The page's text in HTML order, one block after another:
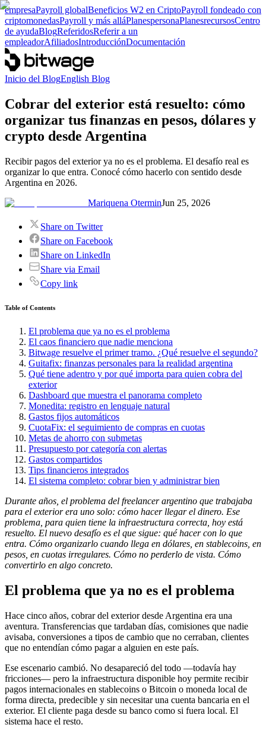
empresaPayroll globalBeneficios W2 en CriptoPayroll fondeado con
criptomonedasPayroll y más alláPlanespersonaPlanesrecursosCentro
de ayudaBlogReferidosReferir a un
empleadorAfiliadosIntroducciónDocumentación
Inicio del BlogEnglish Blog
Cobrar del exterior está resuelto: cómo
organizar tus finanzas en pesos, dólares y
crypto desde Argentina
Recibir pagos del exterior ya no es el problema. El desafío real es
organizar lo que entra. Conocé cómo hacerlo con sentido desde
Argentina en 2026.
Mariquena OterminJun 25, 2026
Share on Twitter
Share on Facebook
Share on LinkedIn
Share via Email
Copy link
Table of Contents
El problema que ya no es el problema
El caos financiero que nadie menciona
Bitwage resuelve el primer tramo. ¿Qué resuelve el segundo?
Guitafix: finanzas personales para la realidad argentina
Qué tiene adentro y por qué importa para quien cobra del
exterior
Dashboard que muestra el panorama completo
Monedita: registro en lenguaje natural
Gastos fijos automáticos
CuotaFix: el seguimiento de compras en cuotas
Metas de ahorro con submetas
Presupuesto por categoría con alertas
Gastos compartidos
Tips financieros integrados
El sistema completo: cobrar bien y administrar bien
Durante años, el problema del freelancer argentino que trabajaba
para el exterior era uno solo: cómo hacer llegar el dinero. Ese
problema, para quien tiene la infraestructura correcta, hoy está
resuelto. El nuevo desafío es el que sigue: qué hacer con lo que
entra. Cómo organizarlo cuando llega en dólares, en stablecoins, en
pesos, en cuotas irregulares. Cómo no perderlo de vista. Cómo
convertirlo en algo concreto.
El problema que ya no es el problema
Hace cinco años, cobrar del exterior desde Argentina era una
aventura. Transferencias que tardaban días, comisiones que nadie
avisaba, conversiones a tipos de cambio que no cerraban, clientes
que no entendían cómo pagar a alguien en este país.
Ese escenario cambió. No desapareció del todo —todavía hay
fricciones— pero la infraestructura disponible hoy permite recibir
pagos internacionales en stablecoins o Bitcoin o moneda local de
forma directa, predecible y sin necesitar una cuenta bancaria en el
exterior. El cliente paga desde su banco como si fuera local. El
sistema hace el resto.